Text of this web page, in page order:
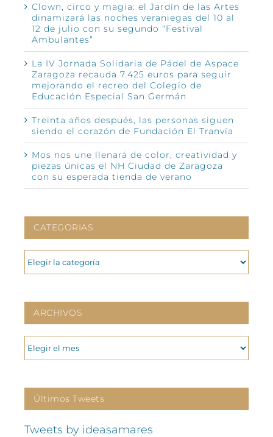
Clown, circo y magia: el Jardín de las Artes
dinamizará las noches veraniegas del 10 al
12 de julio con su segundo “Festival
Ambulantes”
La IV Jornada Solidaria de Pádel de Aspace
Zaragoza recauda 7.425 euros para seguir
mejorando el recreo del Colegio de
Educación Especial San Germán
Treinta años después, las personas siguen
siendo el corazón de Fundación El Tranvía
Mos nos une llenará de color, creatividad y
piezas únicas el NH Ciudad de Zaragoza
con su esperada tienda de verano
CATEGORIAS
CATEGORIAS
ARCHIVOS
ARCHIVOS
Últimos Tweets
Tweets by ideasamares